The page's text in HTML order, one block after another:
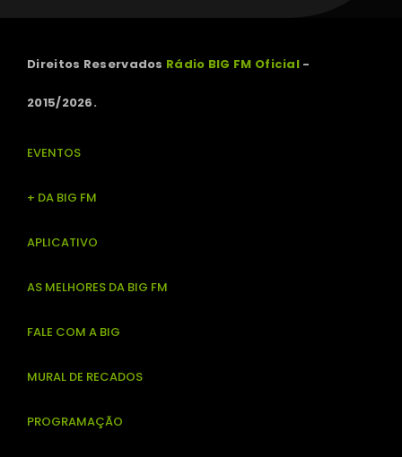
Direitos Reservados Rádio BIG FM Oficial -
2015/2026.
EVENTOS
+ DA BIG FM
APLICATIVO
AS MELHORES DA BIG FM
FALE COM A BIG
MURAL DE RECADOS
PROGRAMAÇÃO